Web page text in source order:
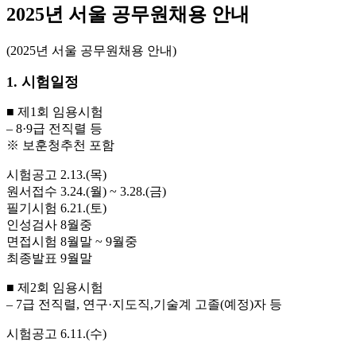
2025년 서울 공무원채용 안내
(2025년 서울 공무원채용 안내)
1. 시험일정
■ 제1회 임용시험
– 8·9급 전직렬 등
※ 보훈청추천 포함
시험공고 2.13.(목)
원서접수 3.24.(월) ~ 3.28.(금)
필기시험 6.21.(토)
인성검사 8월중
면접시험 8월말 ~ 9월중
최종발표 9월말
■ 제2회 임용시험
– 7급 전직렬, 연구·지도직,기술계 고졸(예정)자 등
시험공고 6.11.(수)